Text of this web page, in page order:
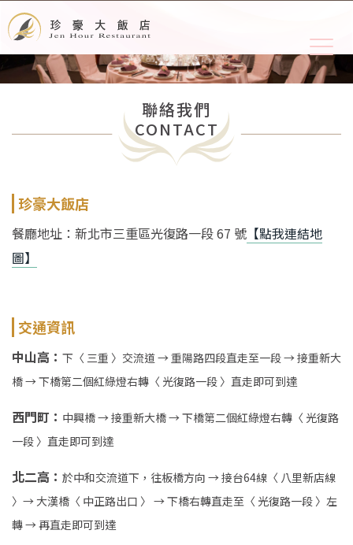
聯絡我們
CONTACT
珍豪大飯店
餐廳地址： 新北市三重區光復路一段 67 號 【點我連結地
圖】
交通資訊
中山高： 下〈 三重 〉交流道 → 重陽路四段直走至一段 → 接重新大
橋 → 下橋第二個紅綠燈右轉〈 光復路一段 〉直走即可到達
西門町： 中興橋 → 接重新大橋 → 下橋第二個紅綠燈右轉〈 光復路
一段 〉直走即可到達
北二高： 於中和交流道下，往板橋方向 → 接台64線〈 八里新店線
〉→ 大漢橋〈 中正路出口 〉 → 下橋右轉直走至〈 光復路一段 〉左
轉 → 再直走即可到達